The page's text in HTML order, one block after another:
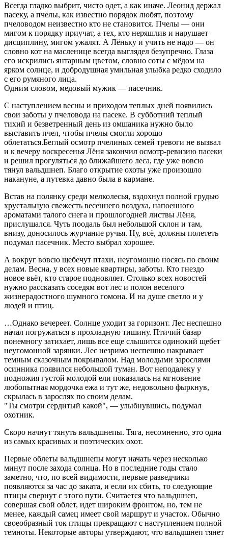
Всегда гладко выбрит, чисто одет, а как иначе. Леонид держал
пасеку, а пчелы, как известно порядок любят, поэтому
пчеловодом неизвестно кто не становится. Пчелы — они
мигом к порядку приучат, а тех, кто неряшлив и нарушает
дисциплину, мигом ужалят. А Лёньку и учить не надо — он
словно кот на масленице всегда выглядел безупречно. Глаза
его искрились янтарным цветом, словно соты с мёдом на
ярком солнце, и добродушная умильная улыбка редко сходило
с его румяного лица.
Одним словом, медовый мужик — пасечник.
C наступлением весны и приходом теплых дней появились
свои заботы у пчеловода на пасеке. В субботний теплый
тихий и безветренный день из омшаника нужно было
выставить пчел, чтобы пчелы смогли хорошо
облетаться.Беглый осмотр пчелиных семей тревоги не вызвал
и к вечеру воскресенья Лёня закончил осмотр-ревизию пасеки
и решил прогуляться до ближайшего леса, где уже вовсю
тянул вальдшнеп. Благо открытие охоты уже произошло
накануне, а путевка давно была в кармане.
Встав на полянку среди мелколесья, вздохнул полной грудью
хрустальную свежесть весеннего воздуха, напоенного
ароматами талого снега и прошлогодней листвы Лёня,
прислушался. Чуть поодаль был небольшой склон и там,
внизу, доносилось журчание ручья. Ну, всё, должны полететь
подумал пасечник. Место выбрал хорошее.
А вокруг вовсю щебечут птахи, неугомонно носясь по своим
делам. Весна, у всех новые квартиры, заботы. Кто гнездо
новое вьёт, кто старое подновляет. Столько всех новостей
нужно рассказать соседям вот лес и полон веселого
жизнерадостного шумного гомона. И на душе светло и у
людей и птиц.
…Однако вечереет. Солнце уходит за горизонт. Лес неспешно
начал погружаться в прохладную тишину. Птичий базар
понемногу затихает, лишь все еще слышится одинокий щебет
неугомонной зарянки. Лес незримо неспешно накрывает
темным сказочным покрывалом. Над молодыми зарослями
осинника появился небольшой туман. Вот неподалеку у
подножия густой молодой ели показалась на мгновение
любопытная мордочка ежа и тут же, недовольно фыркнув,
скрылась в зарослях по своим делам.
"Ты смотри сердитый какой", — улыбнувшись, подумал
охотник.
Скоро начнут тянуть вальдшнепы. Тяга, несомненно, это одна
из самых красивых и поэтических охот.
Первые облеты вальдшнепы могут начать через несколько
минут после захода солнца. Но в последние годы стало
заметно, что, по всей видимости, первые разведчики
появляются за час до заката, и если их сбить, то следующие
птицы свернут с этого пути. Считается что вальдшнеп,
совершая свой облет, идет широким фронтом, но, тем не
менее, каждый самец имеет свой маршрут и участок. Обычно
своеобразный ток птицы прекращают с наступлением полной
темноты. Некоторые авторы утверждают, что вальдшнеп тянет